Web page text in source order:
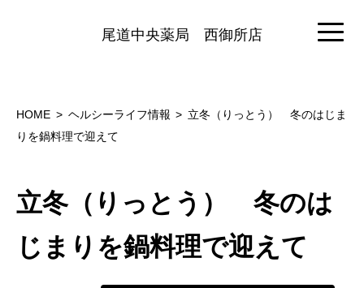
尾道中央薬局 西御所店
HOME ヘルシーライフ情報
立冬（りっとう） 冬のはじま
りを鍋料理で迎えて
立冬（りっとう） 冬のは
じまりを鍋料理で迎えて